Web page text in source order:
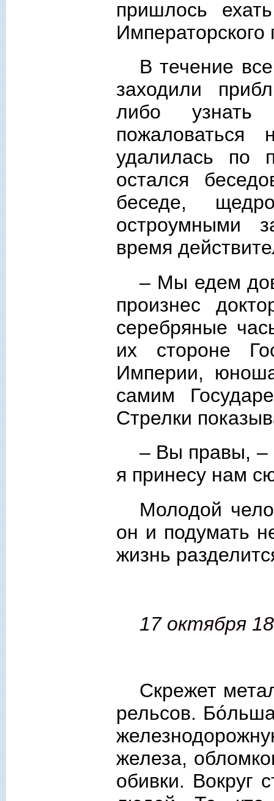
пришлось
Императорского
В течение
заходили
либо
удалилась по
остался
беседе,
остроумными
время
– Мы едем
произнес
серебряные
их стороне
Империи,
самим
Стрелки
– Вы правы, –
я принесу нам
Молодой
он и подумать
жизнь
17 октября
Скрежет
рельсов.
железа,
обивки. Вокруг